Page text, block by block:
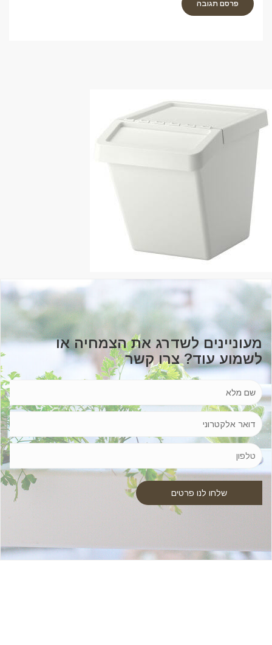
מעוניינים לשדרג את הצמחיה או
לשמוע עוד? צרו קשר